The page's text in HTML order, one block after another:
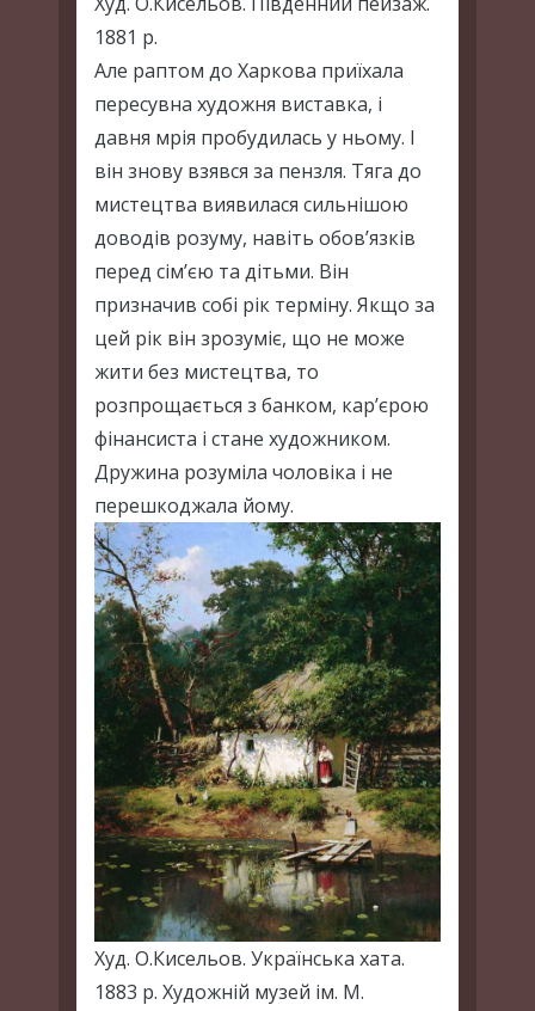
1881 р.
Але раптом до Харкова приїхала
пересувна художня виставка, і
давня мрія пробудилась у ньому. І
він знову взявся за пензля. Тяга до
мистецтва виявилася сильнішою
доводів розуму, навіть обов’язків
перед сім’єю та дітьми. Він
призначив собі рік терміну. Якщо за
цей рік він зрозуміє, що не може
жити без мистецтва, то
розпрощається з банком, кар’єрою
фінансиста і стане художником.
Дружина розуміла чоловіка і не
перешкоджала йому.
Худ. О.Кисельов. Українська хата.
1883 р. Художній музей ім. М.